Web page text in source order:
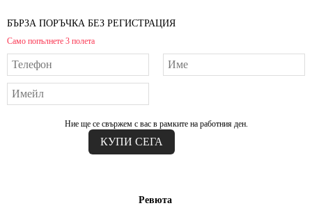
БЪРЗА ПОРЪЧКА БЕЗ РЕГИСТРАЦИЯ
Само попълнете 3 полета
Ние ще се свържем с вас в рамките на работния ден.
Ревюта